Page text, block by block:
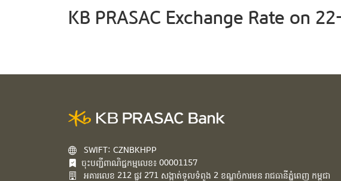
KB PRASAC Exchange Rate on
SWIFT: CZNBKHPP
ចុះបញ្ជីពាណិជ្ជកម្មលេខ៖ 00001157
អគារ​លេខ​ 212 ផ្លូវ 271 សង្កាត់ទួលទំពូង 2 ខណ្ឌចំការមន រាជធានីភ្នំពេញ កម្ពុជា​